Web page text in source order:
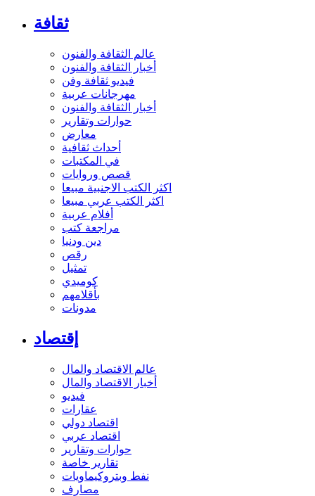
ثقافة
عالم الثقافة والفنون
أخبار الثقافة والفنون
فيديو ثقافة وفن
مهرجانات عربية
أخبار الثقافة والفنون
حوارات وتقارير
معارض
أحداث ثقافية
في المكتبات
قصص وروايات
اكثر الكتب الاجنبية مبيعا
اكثر الكتب عربي مبيعا
أفلام عربية
مراجعة كتب
دين ودنيا
رقص
تمثيل
كوميدي
بأقلامهم
مدونات
إقتصاد
عالم الاقتصاد والمال
أخبار الاقتصاد والمال
فيديو
عقارات
اقتصاد دولي
اقتصاد عربي
حوارات وتقارير
تقارير خاصة
نفط وبتروكيماويات
مصارف